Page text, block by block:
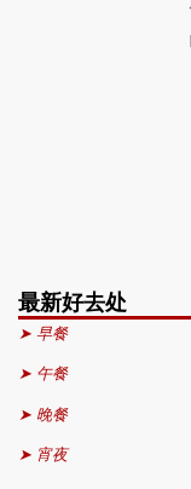
最新好去处
➤ 早餐
➤ 午餐
➤ 晚餐
➤ 宵夜